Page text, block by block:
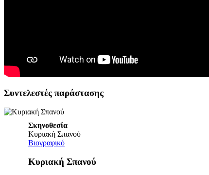
Συντελεστές παράστασης
Σκηνοθεσία
Κυριακή Σπανού
Βιογραφικό
Κυριακή Σπανού